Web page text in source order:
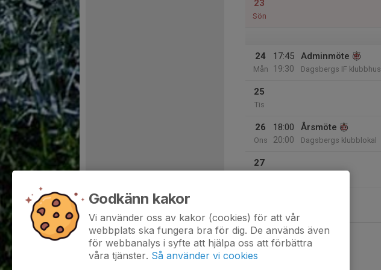
23
Sön
24
Mån
17:45
19:30
Adminmöte
Dagsbergs IF klubbhus
25
Tis
26
Ons
18:00
20:00
Årsmöte
Dagsbergs klubblokal
27
Godkänn kakor
Vi använder oss av kakor (cookies) för att vår
webbplats ska fungera bra för dig. De används även
för webbanalys i syfte att hjälpa oss att förbättra
våra tjänster. Så använder vi cookies